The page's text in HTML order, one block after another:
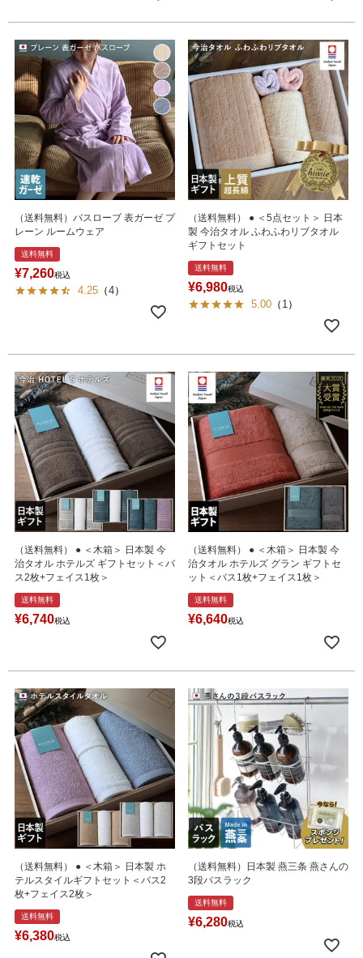
（送料無料）バスローブ 表ガーゼ プ
レーン ルームウェア
送料無料
¥7,260税込
4.25 （4）
（送料無料） ● ＜5点セット＞ 日本
製 今治タオル ふわふわリブタオル
ギフトセット
送料無料
¥6,980税込
5.00 （ 1 ）
（送料無料） ● ＜木箱＞ 日本製 今
治タオル ホテルズ ギフトセット＜バ
ス2枚+フェイス1枚＞
送料無料
¥6,740税込
（送料無料） ● ＜木箱＞ 日本製 今
治タオル ホテルズ グラン ギフトセ
ット＜バス1枚+フェイス1枚＞
送料無料
¥6,640税込
（送料無料） ● ＜木箱＞ 日本製 ホ
テルスタイルギフトセット＜バス2
枚+フェイス2枚＞
送料無料
¥6,380税込
（送料無料）日本製 燕三条 燕さんの
3段バスラック
送料無料
¥6,280税込